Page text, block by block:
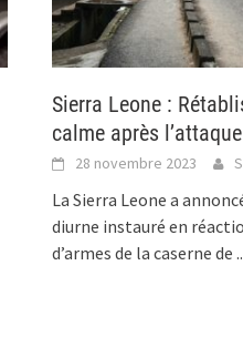
Sierra Leone :
calme après
28 novembre 2023
La Sierra Leone a
diurne instauré en
d’armes de la caserne de